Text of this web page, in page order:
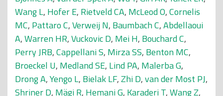
Wang L, Hofer E, Rietveld CA, McLeod O,Cornelis
MC, Pattaro C,Verweij N, Baumbach C,Abdellaoui
A,Warren HR,Vuckovic D, Mei H, Bouchard C,
Perry JRB,Cappellani S, Mirza SS, Benton MC,
Broeckel U, Medland SE, Lind PA, Malerba G,
Drong A,Yengo L, Bielak LF,Zhi D,van der Most PJ,
Shriner D, Mägi R, Hemani G, Karaderi T,Wang Z,